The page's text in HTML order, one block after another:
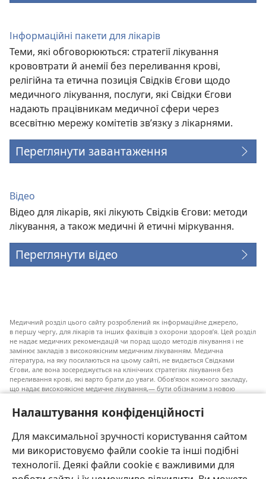
Налаштування конфіденційності
Для максимальної зручності користування сайтом
ми використовуємо файли cookie та інші подібні
технології. Деякі файли cookie є важливими для
Інформаційні пакети для лікарів
Теми, які обговорюються: стратегії лікування
крововтрати й анемії без переливання крові,
релігійна та етична позиція Свідків Єгови щодо
медичного лікування, послуги, які Свідки Єгови
надають працівникам медичної сфери через
всесвітню мережу комітетів зв’язку з лікарнями.
Переглянути завантаження
Відео
Відео для лікарів, які лікують Свідків Єгови: методи
лікування, а також медичні й етичні міркування.
Переглянути відео
Медичний розділ цього сайту розроблений як інформаційне джерело,
в першу чергу, для лікарів та інших фахівців з охорони здоров’я. Цей розділ
не надає медичних рекомендацій чи порад щодо методів лікування і не
замінює закладів з високоякісним медичним лікуванням. Медична
література, на яку посилаються на цьому сайті, не видається Свідками
Єгови, але вона зосереджується на клінічних стратегіях лікування без
переливання крові, які варто брати до уваги. Обов’язок кожного закладу,
що надає високоякісне медичне лікування,— бути обізнаним з новою
пацієнту приймати власні рішення згідно з його медичним станом,
побажаннями, цінностями та віруваннями. Не всі медичні стратегії, згадані
До пацієнтів: завжди шукайте порад вашого лікаря або іншого фахівця
з охорони здоров’я щодо медичних станів та лікування. Проконсультуйтеся
з лікарем, якщо відчуваєте, що ви хворі.